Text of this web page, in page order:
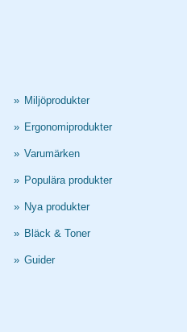
» Miljöprodukter
» Ergonomiprodukter
» Varumärken
» Populära produkter
» Nya produkter
» Bläck & Toner
» Guider